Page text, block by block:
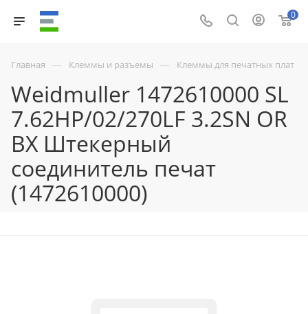
0
Главная — Клеммы и разъемы — Клеммы для печатных плат
Weidmuller 1472610000 SL
7.62HP/02/270LF 3.2SN OR
BX Штекерный
соединитель печат
(1472610000)